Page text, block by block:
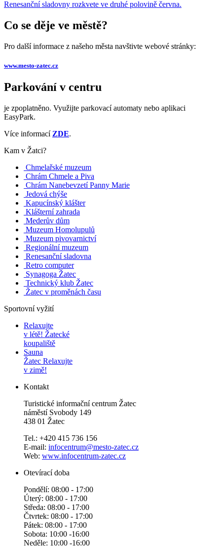
Renesanční sladovny rozkvete ve druhé polovině června.
Co se děje ve městě?
Pro další informace z našeho města navštivte webové stránky:
www.mesto-zatec.cz
Parkování v centru
je zpoplatněno. Využijte parkovací automaty nebo aplikaci
EasyPark.
Více informací ZDE.
Kam v Žatci?
Chmelařské muzeum
Chrám Chmele a Piva
Chrám Nanebevzetí Panny Marie
Jedová chýše
Kapucínský klášter
Klášterní zahrada
Mederův dům
Muzeum Homolupulů
Muzeum pivovarnictví
Regionální muzeum
Renesanční sladovna
Retro computer
Synagoga Žatec
Technický klub Žatec
Žatec v proměnách času
Sportovní vyžití
Relaxujte
v létě! Žatecké
koupaliště
Sauna
Žatec Relaxujte
v zimě!
Kontakt
Turistické informační centrum Žatec
náměstí Svobody 149
438 01 Žatec
Tel.: +420 415 736 156
E-mail: infocentrum@mesto-zatec.cz
Web: www.infocentrum-zatec.cz
Otevírací doba
Pondělí: 08:00 - 17:00
Úterý: 08:00 - 17:00
Středa: 08:00 - 17:00
Čtvrtek: 08:00 - 17:00
Pátek: 08:00 - 17:00
Sobota: 10:00 -16:00
Neděle: 10:00 -16:00